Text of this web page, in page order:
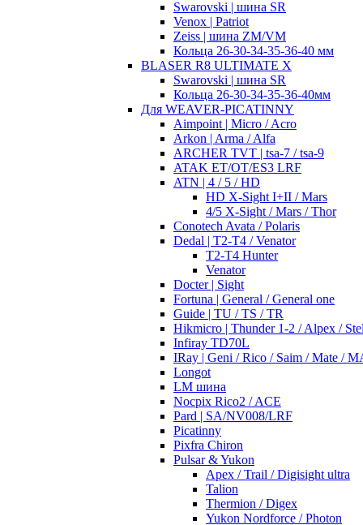
Swarovski | шина SR
Venox | Patriot
Zeiss | шина ZM/VM
Кольца 26-30-34-35-36-40 мм
BLASER R8 ULTIMATE X
Swarovski | шина SR
Кольца 26-30-34-35-36-40мм
Для WEAVER-PICATINNY
Aimpoint | Micro / Acro
Arkon | Arma / Alfa
ARCHER TVT | tsa-7 / tsa-9
ATAK ET/OT/ES3 LRF
ATN | 4 / 5 / HD
HD X-Sight I+II / Mars
4/5 X-Sight / Mars / Thor
Conotech Avata / Polaris
Dedal | T2-T4 / Venator
T2-T4 Hunter
Venator
Docter | Sight
Fortuna | General / General one
Guide | TU / TS / TR
Hikmicro | Thunder 1-2 / Alpex /
Infiray TD70L
IRay | Geni / Rico / Saim / Mate /
Longot
LM шина
Nocpix Rico2 / ACE
Pard | SA/NV008/LRF
Picatinny
Pixfra Chiron
Pulsar & Yukon
Apex / Trail / Digisight ultra
Talion
Thermion / Digex
Yukon Nordforce / Photon